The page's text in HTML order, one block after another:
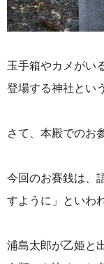
玉手箱やカメがい
登場する神社とい
さて、本殿でのお
今回のお賽銭は、
すように」といわ
浦島太郎が乙姫と